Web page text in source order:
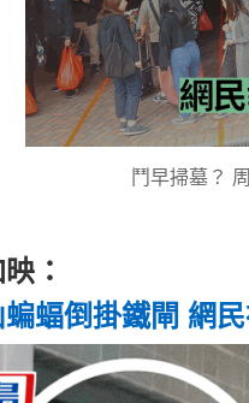
鬥早掃墓？
：
蝠倒掛鐵閘 網